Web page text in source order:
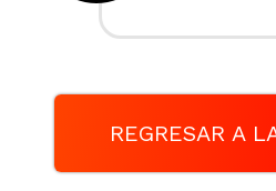
REGRESAR A